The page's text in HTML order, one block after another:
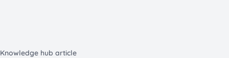
Knowledge hub article